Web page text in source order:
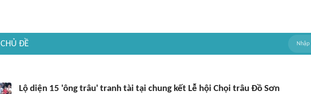
CHỦ ĐỀ
Lộ diện 15 'ông trâu' tranh tài tại chung kết Lễ hội Chọi trâu Đồ Sơn